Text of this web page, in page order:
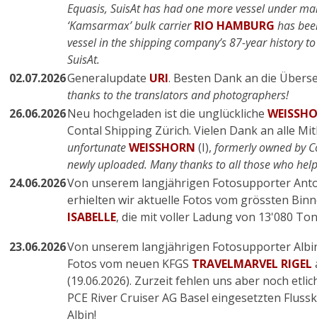
Equasis, SuisAt has had one more vessel under
‘Kamsarmax’ bulk carrierRIO HAMBURG has
vessel in the shipping company’s 87-year history
SuisAt.
02.07.2026Generalupdate URI. Besten Dank an die
thanks to the translators and photographers!
26.06.2026Neu hochgeladen ist die unglückliche
Contal Shipping Zürich. Vielen Dank an alle
unfortunateWEISSHORN (I), formerly owned by
newly uploaded. Many thanks to all those who
24.06.2026Von unserem langjährigen Fotosupporter
erhielten wir aktuelle Fotos vom grössten
ISABELLE, die mit voller Ladung von 13'080
23.06.2026Von unserem langjährigen Fotosupporter
Fotos vom neuen KFGS TRAVELMARVEL RIGEL
(19.06.2026). Zurzeit fehlen uns aber noch
PCE River Cruiser AG Basel eingesetzten
Albin!